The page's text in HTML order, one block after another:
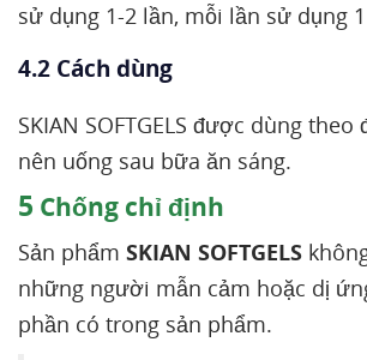
sử dụng 1-2 lần, mỗi lần sử dụng
4.2 Cách dùng
SKIAN SOFTGELS được dùng
nên uống sau bữa ăn sáng.
5 Chống chỉ định
Sản phẩm SKIAN SOFTGELS
những người mẫn cảm hoặc dị
phần có trong sản phẩm.